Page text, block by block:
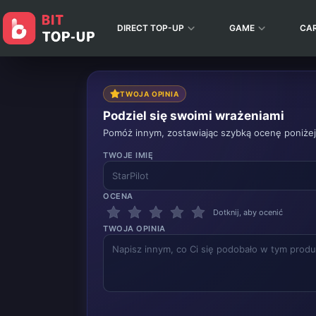
DIRECT TOP-UP GAME
TWOJA OPINIA
Podziel się swoimi wrażeniami
Pomóż innym, zostawiając szybką ocenę
TWOJE IMIĘ
OCENA
Dotknij, aby ocenić
TWOJA OPINIA